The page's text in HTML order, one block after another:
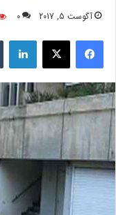
آگوست 5, 2017 0
فیسبوک لینکدین